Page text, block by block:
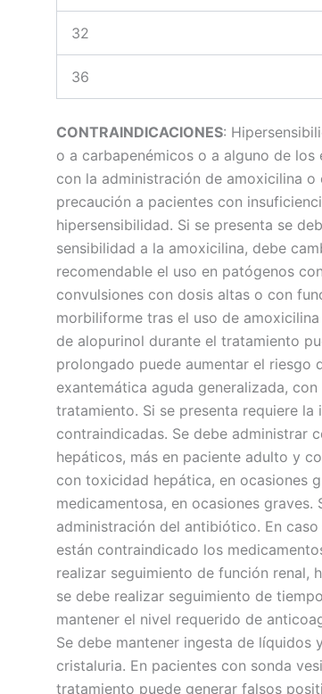
32
36
CONTRAINDICACIONES:
o a carbapenémicos o a alguno de
con la administración de amoxicilina o
precaución a pacientes con
hipersensibilidad. Si se presenta se
sensibilidad a la amoxicilina, debe
recomendable el uso en patógenos
convulsiones con dosis altas o con
morbiliforme tras el uso de
de alopurinol durante el tratamiento
prolongado puede aumentar el riesgo
exantemática aguda generalizada,
tratamiento. Si se presenta requiere
contraindicadas. Se debe administrar
hepáticos, más en paciente adulto y
con toxicidad hepática, en ocasiones
medicamentosa, en ocasiones
administración del antibiótico. En
están contraindicado los
realizar seguimiento de función renal,
se debe realizar seguimiento de
mantener el nivel requerido de
Se debe mantener ingesta de
cristaluria. En pacientes con sonda
tratamiento puede generar falsos